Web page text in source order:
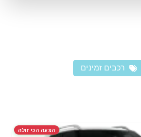
רכבים זמינים
הצעה הכי זולה